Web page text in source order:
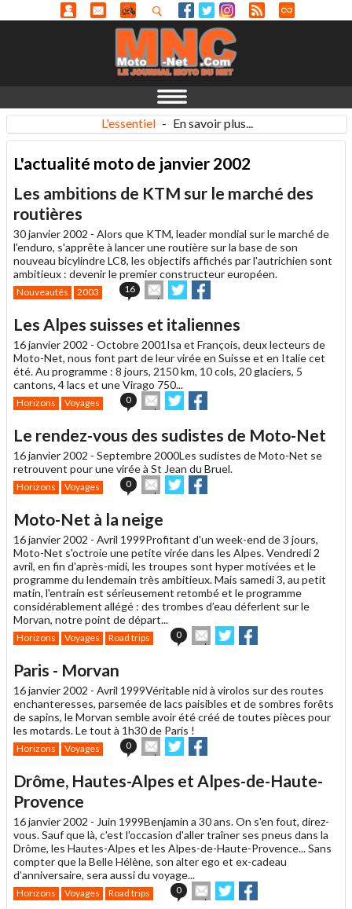
L'essentiel - En savoir plus...
L'actualité moto de janvier 2002
Les ambitions de KTM sur le marché des
routières
30 janvier 2002 - Alors que KTM, leader mondial sur le marché de
l'enduro, s'apprête à lancer une routière sur la base de son
nouveau bicylindre LC8, les objectifs affichés par l'autrichien sont
ambitieux : devenir le premier constructeur européen.
Nouveautés 2003 16
Envoyer
cet
à
un
ami
Partager
sur sur
Les Alpes suisses et italiennes
16 janvier 2002 - Octobre 2001 Isa et François, deux lecteurs de
Moto-Net, nous font part de leur virée en Suisse et en Italie cet
été. Au programme : 8 jours, 2150 km, 10 cols, 20 glaciers, 5
cantons, 4 lacs et une Virago 750...
Horizons Voyages 0
Envoyer
cet
à
un
ami
Partager
sur sur
Le rendez-vous des sudistes de Moto-Net
16 janvier 2002 - Septembre 2000Les sudistes de Moto-Net se
retrouvent pour une virée à St Jean du Bruel.
Horizons Voyages 0
Envoyer
cet
à
un
ami
Partager
sur sur
Moto-Net à la neige
16 janvier 2002 - Avril 1999Profitant d'un week-end de 3 jours,
Moto-Net s'octroie une petite virée dans les Alpes. Vendredi 2
avril, en fin d'après-midi, les troupes sont hyper motivées et le
programme du lendemain très ambitieux. Mais samedi 3, au petit
matin, l'entrain est sérieusement retombé et le programme
considérablement allégé : des trombes d’eau déferlent sur le
Morvan, notre point de départ...
Horizons Voyages Road trips 0
Envoyer
cet
un
ami
Partager
sur sur
Paris - Morvan
16 janvier 2002 - Avril 1999Véritable nid à virolos sur des routes
enchanteresses, parsemée de lacs paisibles et de sombres forêts
de sapins, le Morvan semble avoir été créé de toutes pièces pour
les motards. Le tout à 1h30 de Paris !
Horizons Voyages 0
Envoyer
cet
à
Partager
sur sur
Drôme, Hautes-Alpes et Alpes-de-Haute-
Provence
16 janvier 2002 - Juin 1999Benjamin a 30 ans. On s'en fout, direz-
vous. Sauf que là, c'est l'occasion d'aller traîner ses pneus dans la
Drôme, les Hautes-Alpes et les Alpes-de-Haute-Provence... Sans
compter que la Belle Hélène, son alter ego et ex-cadeau
d’anniversaire, sera aussi du voyage...
Horizons Voyages Road trips 0
Envoyer
cet
Partager
sur sur